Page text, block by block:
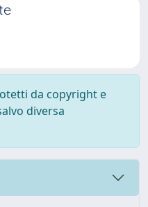
da copyright e
diversa